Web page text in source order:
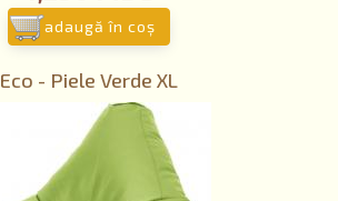
adaugă în coş
Eco - Piele Verde XL